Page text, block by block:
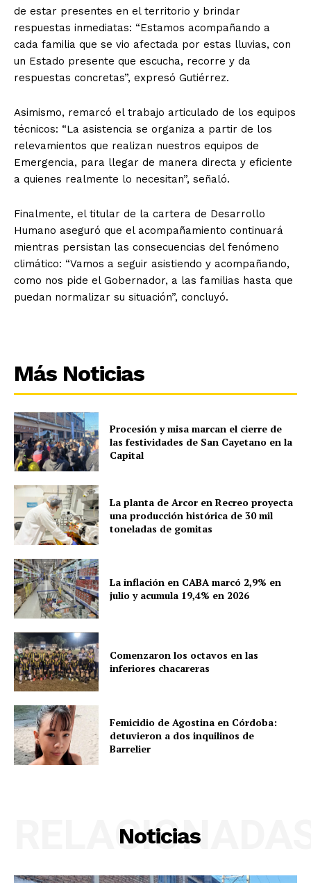
de estar presentes en el territorio y brindar
respuestas inmediatas: “Estamos acompañando a
cada familia que se vio afectada por estas lluvias, con
un Estado presente que escucha, recorre y da
respuestas concretas”, expresó Gutiérrez.
Asimismo, remarcó el trabajo articulado de los equipos
técnicos: “La asistencia se organiza a partir de los
relevamientos que realizan nuestros equipos de
Emergencia, para llegar de manera directa y eficiente
a quienes realmente lo necesitan”, señaló.
Finalmente, el titular de la cartera de Desarrollo
Humano aseguró que el acompañamiento continuará
mientras persistan las consecuencias del fenómeno
climático: “Vamos a seguir asistiendo y acompañando,
como nos pide el Gobernador, a las familias hasta que
puedan normalizar su situación”, concluyó.
Más Noticias
Procesión y misa marcan el cierre de
las festividades de San Cayetano en la
Capital
La planta de Arcor en Recreo proyecta
una producción histórica de 30 mil
toneladas de gomitas
La inflación en CABA marcó 2,9% en
julio y acumula 19,4% en 2026
Comenzaron los octavos en las
inferiores chacareras
Femicidio de Agostina en Córdoba:
detuvieron a dos inquilinos de
Barrelier
Noticias